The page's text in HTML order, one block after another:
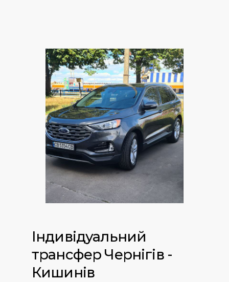
Індивідуальний
трансфер Чернігів -
Кишинів